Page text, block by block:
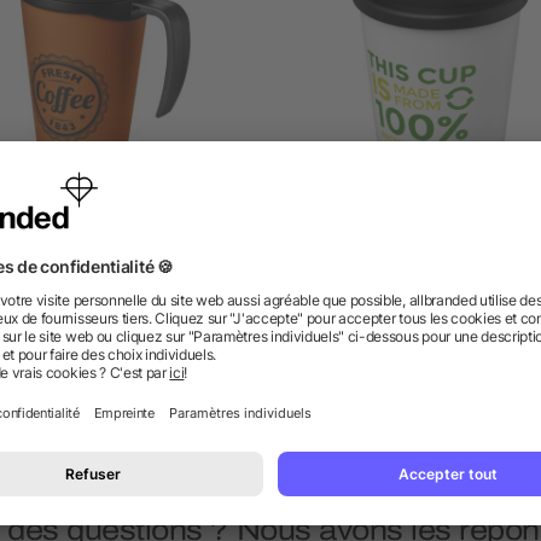
350 ml avec couvercle
anti fuites
dès 3,41 €
250 ml
des questions ? Nous avons les